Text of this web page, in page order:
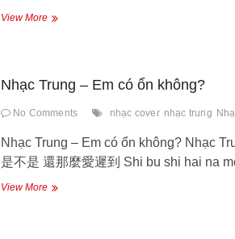
View MoreNhạc
Nhạc Trung – Em có ổn không?
No Comments nhạc cover nhạc trung
Nhạc Trung – Em có ổn không? Nhạc
是不是 還那麼愛遲到 Shi bu shi hai na
View MoreNhạc